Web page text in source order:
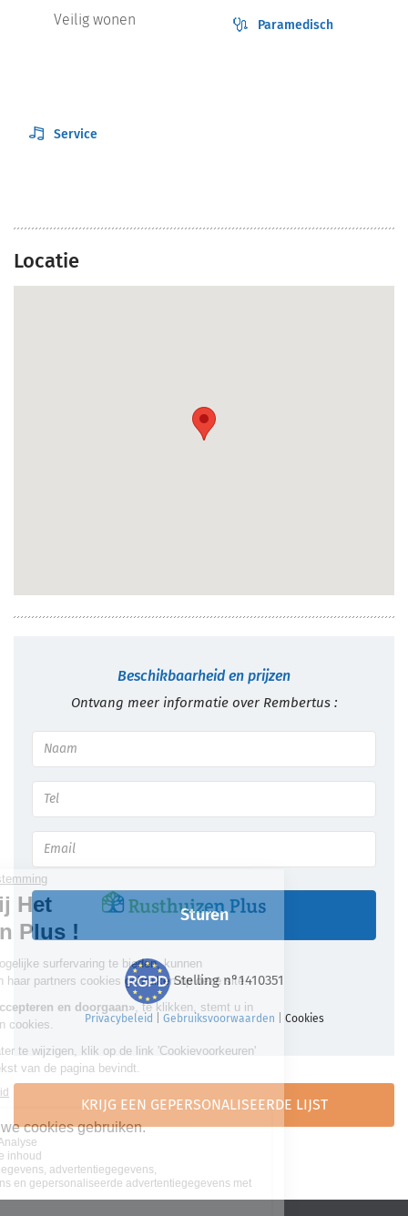
Veilig wonen
Paramedisch
Service
Locatie
Beschikbaarheid en prijzen
Ontvang meer informatie over Rembertus :
Sturen
Stelling n°1410351
Privacybeleid Gebruiksvoorwaarden Cookies
KRIJG EEN GEPERSONALISEERDE LIJST